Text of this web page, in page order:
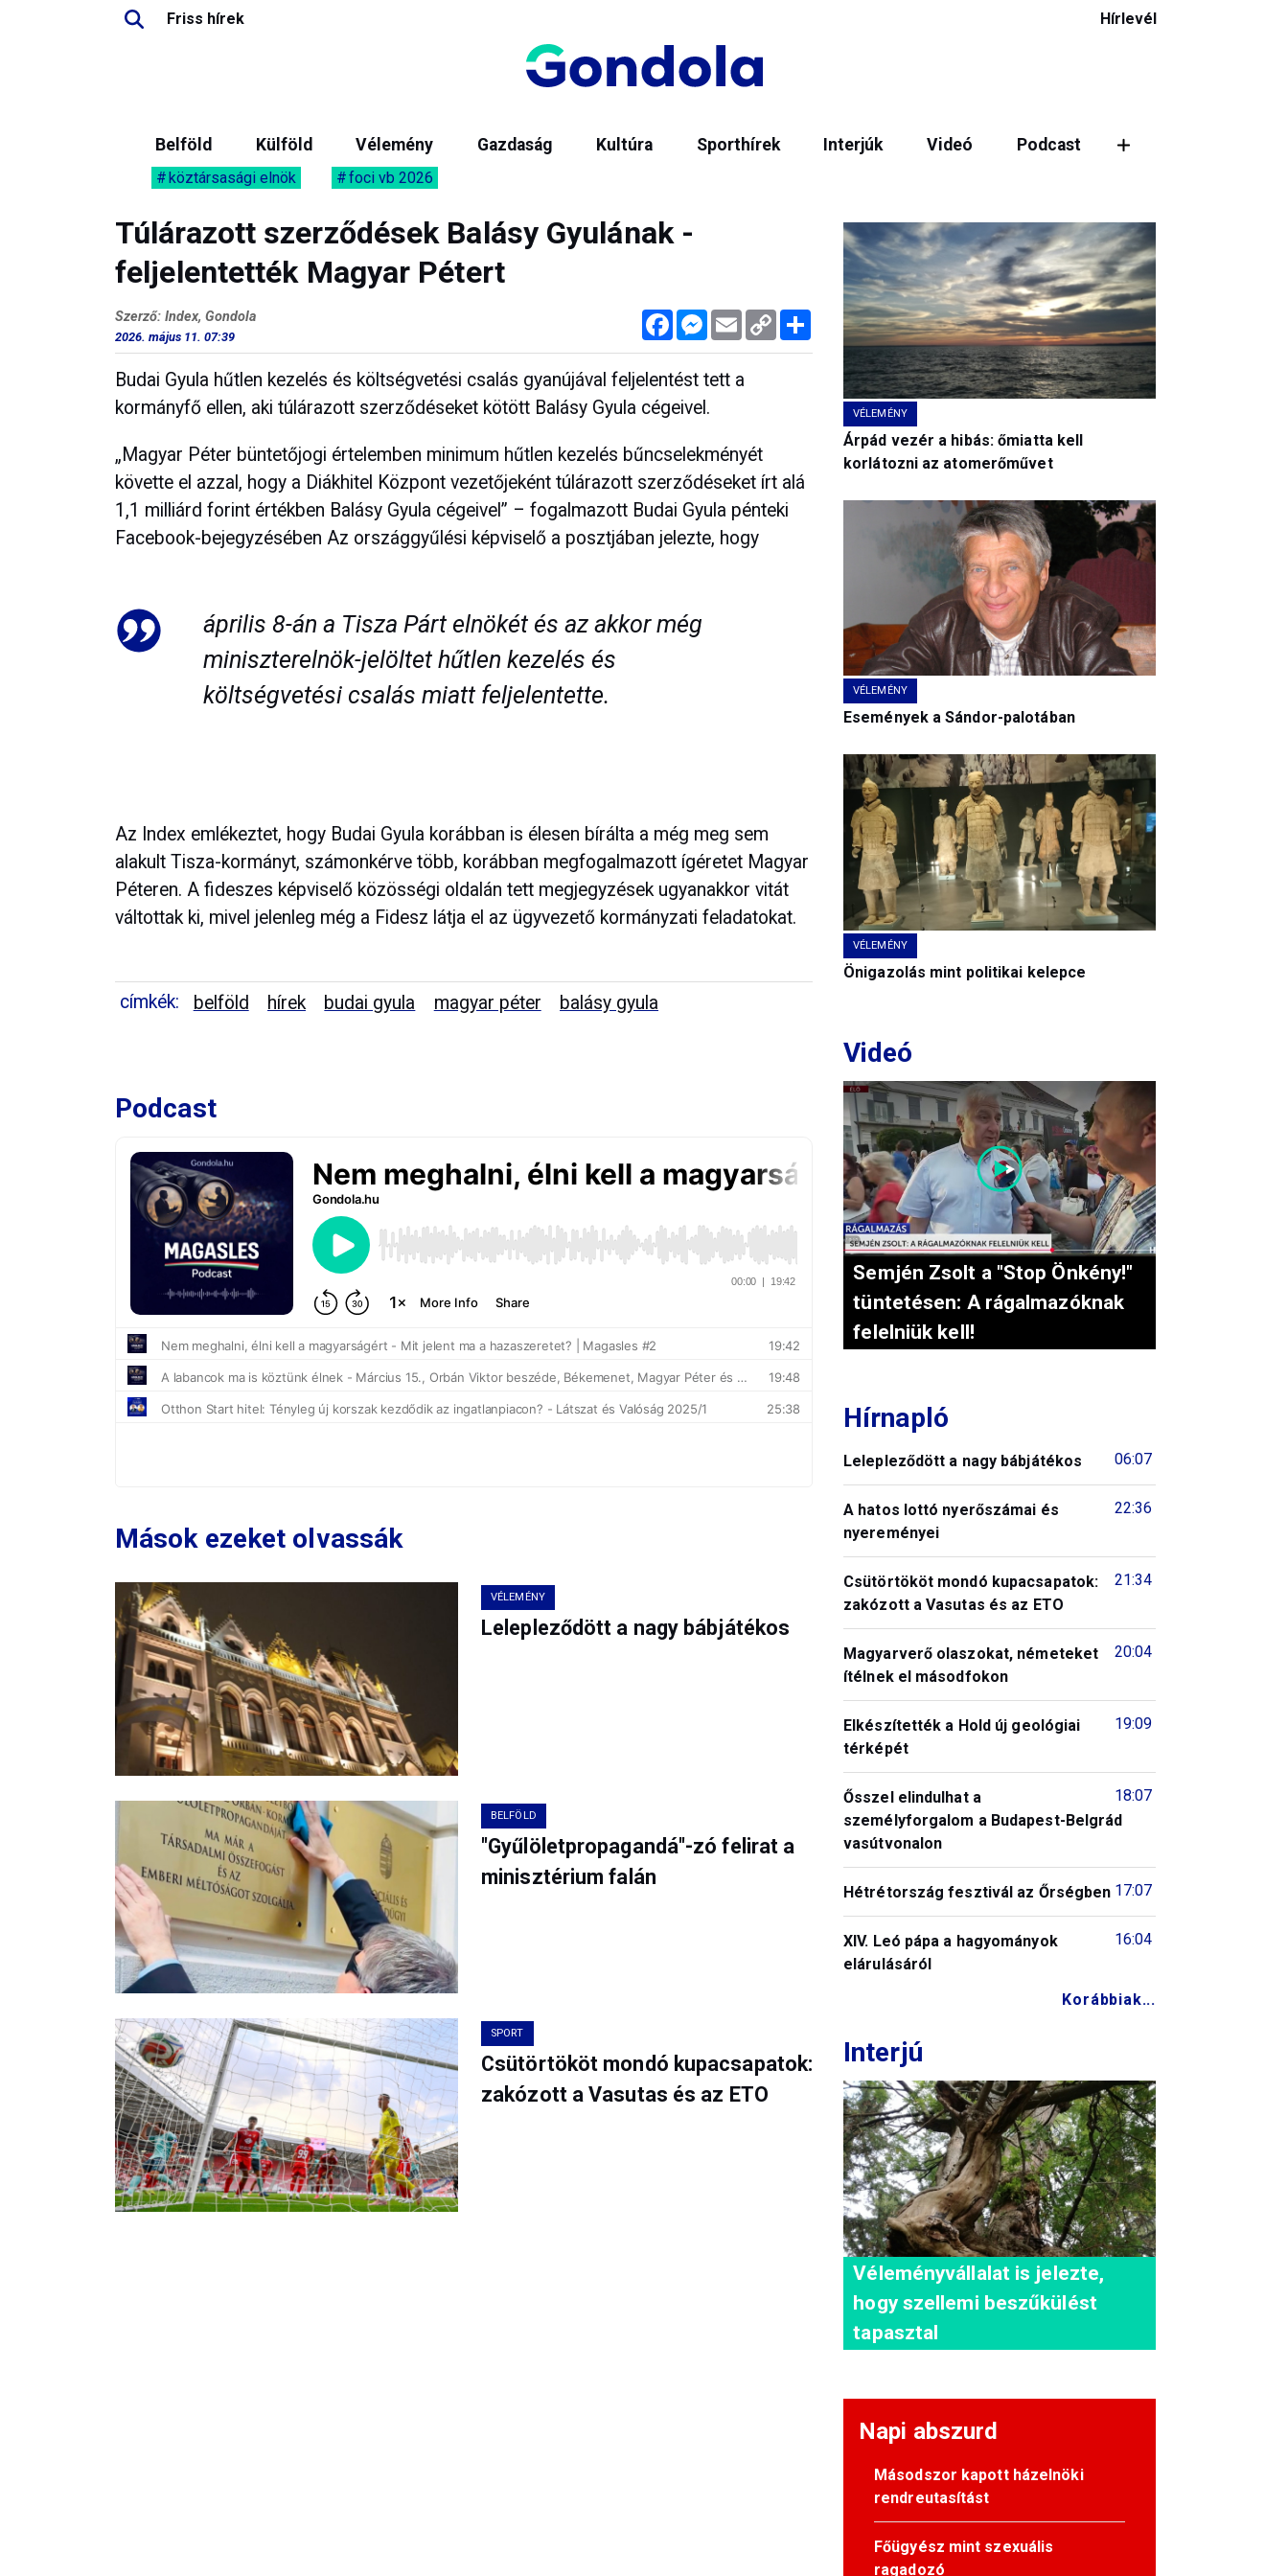
Friss hírek Hírlevél
Belföld Külföld Vélemény Gazdaság Kultúra Sporthírek Interjúk Videó Podcast
köztársasági elnök foci vb 2026
Túlárazott szerződések Balásy Gyulának -
feljelentették Magyar Pétert
FacebookMessenger
Email Copy
Link
Megosztás
Szerző: Index, Gondola
2026. május 11. 07:39
Budai Gyula hűtlen kezelés és költségvetési csalás gyanújával feljelentést tett a
kormányfő ellen, aki túlárazott szerződéseket kötött Balásy Gyula cégeivel.
„Magyar Péter büntetőjogi értelemben minimum hűtlen kezelés bűncselekményét
követte el azzal, hogy a Diákhitel Központ vezetőjeként túlárazott szerződéseket írt alá
1,1 milliárd forint értékben Balásy Gyula cégeivel” – fogalmazott Budai Gyula pénteki
Facebook-bejegyzésében Az országgyűlési képviselő a posztjában jelezte, hogy
április 8-án a Tisza Párt elnökét és az akkor még
miniszterelnök-jelöltet hűtlen kezelés és
költségvetési csalás miatt feljelentette.
Az Index emlékeztet, hogy Budai Gyula korábban is élesen bírálta a még meg sem
alakult Tisza-kormányt, számonkérve több, korábban megfogalmazott ígéretet Magyar
Péteren. A fideszes képviselő közösségi oldalán tett megjegyzések ugyanakkor vitát
váltottak ki, mivel jelenleg még a Fidesz látja el az ügyvezető kormányzati feladatokat.
címkék: belföld hírek budai gyula magyar péter balásy gyula
Podcast
Mások ezeket olvassák
VÉLEMÉNY
Lelepleződött a nagy bábjátékos
BELFÖLD
"Gyűlöletpropagandá"-zó felirat a
minisztérium falán
SPORT
Csütörtököt mondó kupacsapatok:
zakózott a Vasutas és az ETO
VÉLEMÉNY
Árpád vezér a hibás: őmiatta kell
korlátozni az atomerőművet
VÉLEMÉNY
Események a Sándor-palotában
VÉLEMÉNY
Önigazolás mint politikai kelepce
Videó
Semjén Zsolt a "Stop Önkény!"
tüntetésen: A rágalmazóknak
felelniük kell!
Hírnapló
06:07
Lelepleződött a nagy bábjátékos
22:36
A hatos lottó nyerőszámai és
nyereményei
21:34
Csütörtököt mondó kupacsapatok:
zakózott a Vasutas és az ETO
20:04
Magyarverő olaszokat, németeket
ítélnek el másodfokon
19:09
Elkészítették a Hold új geológiai
térképét
18:07
Ősszel elindulhat a
személyforgalom a Budapest-Belgrád
vasútvonalon
17:07
Hétrétország fesztivál az Őrségben
16:04
XIV. Leó pápa a hagyományok
elárulásáról
Korábbiak...
Interjú
Véleményvállalat is jelezte,
hogy szellemi beszűkülést
tapasztal
Napi abszurd
Másodszor kapott házelnöki
rendreutasítást
Főügyész mint szexuális
ragadozó